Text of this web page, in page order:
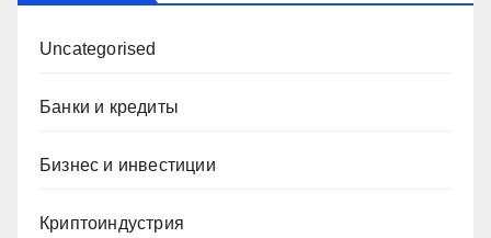
Uncategorised
Банки и кредиты
Бизнес и инвестиции
Криптоиндустрия